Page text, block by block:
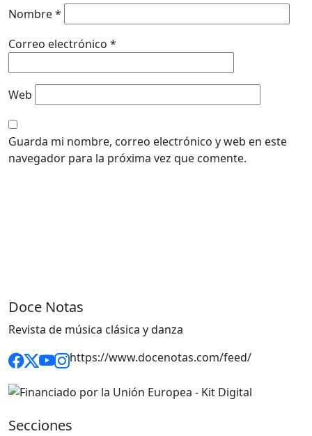
Nombre*
Correo electrónico *
Web
Guarda mi nombre, correo electrónico y web en este
navegador para la próxima vez que comente.
Doce Notas
Revista de música clásica y danza
https://www.docenotas.com/feed/
Secciones